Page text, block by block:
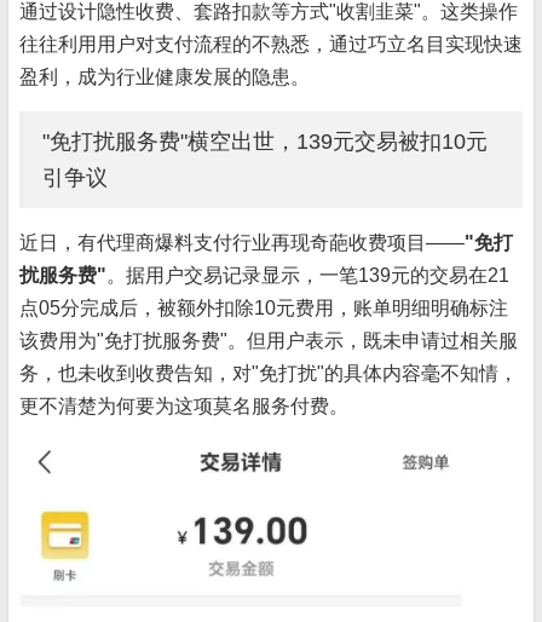
通过设计隐性收费、套路扣款等方式"收割韭菜"。这类操作
往往利用用户对支付流程的不熟悉，通过巧立名目实现快速
盈利，成为行业健康发展的隐患。
"免打扰服务费"横空出世，139元交易被扣10元
引争议
近日，有代理商爆料支付行业再现奇葩收费项目——"免打
扰服务费"。据用户交易记录显示，一笔139元的交易在21
点05分完成后，被额外扣除10元费用，账单明细明确标注
该费用为"免打扰服务费"。但用户表示，既未申请过相关服
务，也未收到收费告知，对"免打扰"的具体内容毫不知情，
更不清楚为何要为这项莫名服务付费。